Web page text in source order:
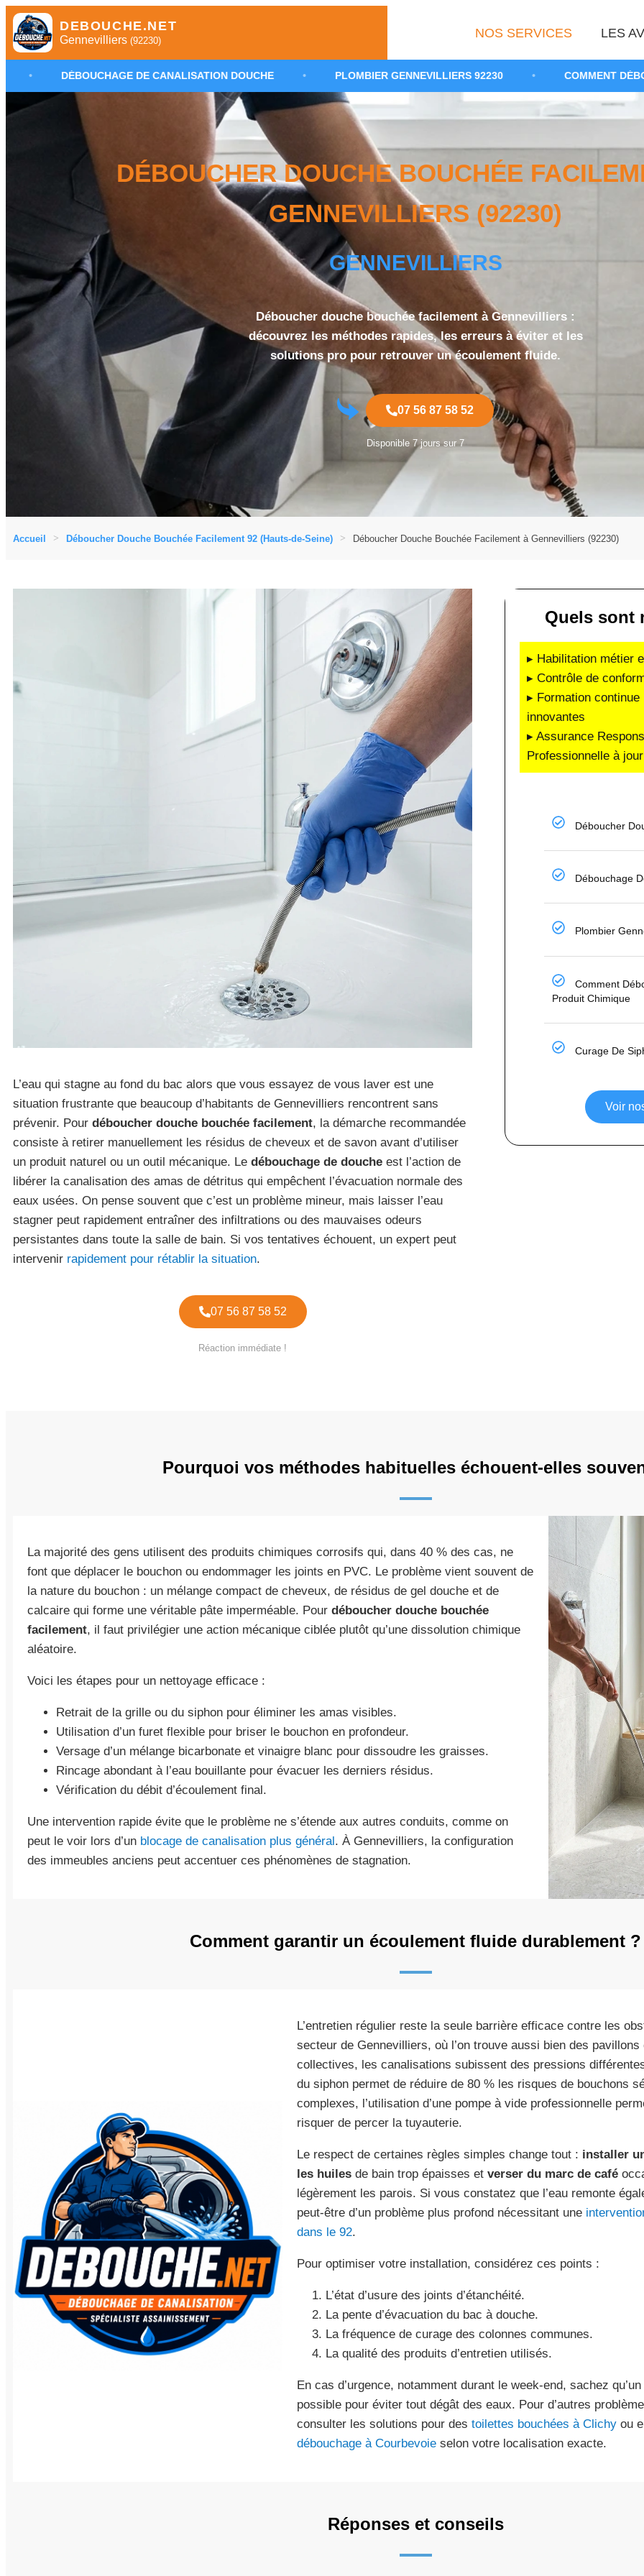
DEBOUCHE.NET
Gennevilliers (92230)
NOS SERVICES LES
DE CANALISATION DOUCHE • PLOMBIER GENNEVILLIERS 92230 • COMMENT DÉBOUCHER UNE
DÉBOUCHER DOUCHE BOUCHÉE
GENNEVILLIERS (92230)
GENNEVILLIERS
Déboucher douche bouchée facilement à Gennevilliers :
découvrez les méthodes rapides, les erreurs à éviter et les
solutions pro pour retrouver un écoulement fluide.
07 56 87 58 52
Disponible 7 jours sur 7
Accueil Déboucher Douche Bouchée Facilement 92 (Hauts-de-Seine) Déboucher Douche Bouchée Facilement à Gennevilliers (92230)
L’eau qui stagne au fond du bac alors que vous essayez de vous laver est une
situation frustrante que beaucoup d’habitants de Gennevilliers rencontrent sans
prévenir. Pour déboucher douche bouchée facilement, la démarche recommandée
consiste à retirer manuellement les résidus de cheveux et de savon avant d’utiliser
un produit naturel ou un outil mécanique. Le débouchage de douche est l’action de
libérer la canalisation des amas de détritus qui empêchent l’évacuation normale des
eaux usées. On pense souvent que c’est un problème mineur, mais laisser l’eau
stagner peut rapidement entraîner des infiltrations ou des mauvaises odeurs
persistantes dans toute la salle de bain. Si vos tentatives échouent, un expert peut
intervenir rapidement pour rétablir la situation.
07 56 87 58 52
Réaction immédiate !
Quels sont
▸ Habilitation métier
▸ Contrôle de
▸ Formation
innovantes
▸ Assurance
Professionnelle à jour
Déboucher
Débouchage
Plombier
Comment
Produit Chimique
Curage De
Voir
Pourquoi vos méthodes habituelles échouent-elles
La majorité des gens utilisent des produits chimiques corrosifs qui, dans 40 % des cas, ne
font que déplacer le bouchon ou endommager les joints en PVC. Le problème vient souvent de
la nature du bouchon : un mélange compact de cheveux, de résidus de gel douche et de
calcaire qui forme une véritable pâte imperméable. Pour déboucher douche bouchée
facilement, il faut privilégier une action mécanique ciblée plutôt qu’une dissolution chimique
aléatoire.
Voici les étapes pour un nettoyage efficace :
Retrait de la grille ou du siphon pour éliminer les amas visibles.
Utilisation d’un furet flexible pour briser le bouchon en profondeur.
Versage d’un mélange bicarbonate et vinaigre blanc pour dissoudre les graisses.
Rincage abondant à l’eau bouillante pour évacuer les derniers résidus.
Vérification du débit d’écoulement final.
Une intervention rapide évite que le problème ne s’étende aux autres conduits, comme on
peut le voir lors d’un blocage de canalisation plus général. À Gennevilliers, la configuration
des immeubles anciens peut accentuer ces phénomènes de stagnation.
Comment garantir un écoulement fluide durablement ?
L’entretien régulier reste la seule barrière efficace contre les
secteur de Gennevilliers, où l’on trouve aussi bien des
collectives, les canalisations subissent des pressions
du siphon permet de réduire de 80 % les risques de bouchons
complexes, l’utilisation d’une pompe à vide professionnelle
risquer de percer la tuyauterie.
Le respect de certaines règles simples change tout : installer
les huilesde bain trop épaisses et verser du marc de café
légèrement les parois. Si vous constatez que l’eau remonte
peut-être d’un problème plus profond nécessitant une
dans le 92.
Pour optimiser votre installation, considérez ces points :
L’état d’usure des joints d’étanchéité.
La pente d’évacuation du bac à douche.
La fréquence de curage des colonnes communes.
La qualité des produits d’entretien utilisés.
En cas d’urgence, notamment durant le week-end, sachez qu’un
possible pour éviter tout dégât des eaux. Pour d’autres
consulter les solutions pour des toilettes bouchées à Clichyou
débouchage à Courbevoieselon votre localisation exacte.
Réponses et conseils